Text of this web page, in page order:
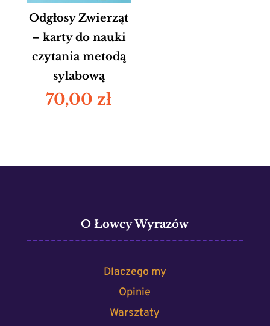
Odgłosy Zwierząt
– karty do nauki
czytania metodą
sylabową
70,00zł
O Łowcy Wyrazów
Dlaczego my
Opinie
Warsztaty